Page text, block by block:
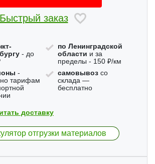
Быстрый заказ
- до
по Ленинградской
области и за
пределы - 150 ₽/км
-
тарифам
самовывозсо
склада —
бесплатно
доставку
отгрузки материалов